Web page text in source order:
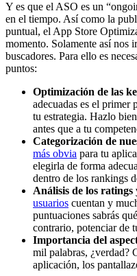
Y es que el ASO es un
en el tiempo. Así como la
puntual, el App Store
momento. Solamente así nos
buscadores. Para ello es
puntos:
Optimización de las
adecuadas es el primer
tu estrategia. Hazlo
antes que a tu
Categorización de
más obvia para tu
elegirla de forma
dentro de los rankings
Análisis de los ratings
usuarios cuentan y
puntuaciones sabrás
contrario, potenciar de
Importancia del
mil palabras, ¿verdad?
aplicación, los